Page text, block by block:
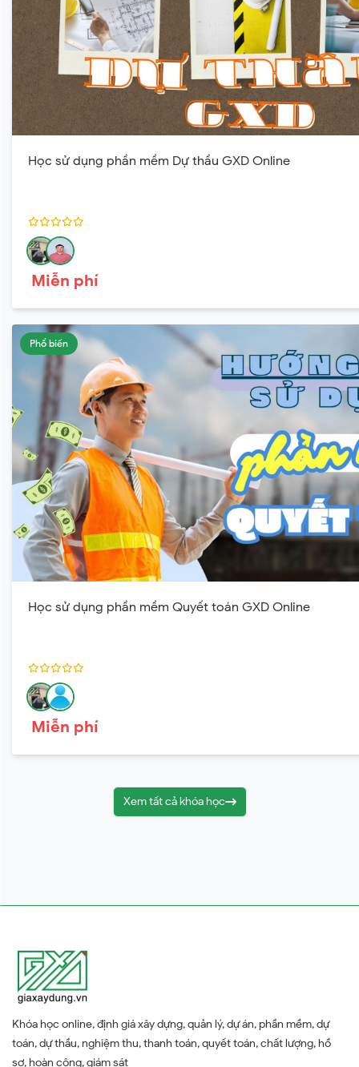
Học sử dụng phần mềm Dự thầu GXD Online
Miễn phí
Phổ biến
Học sử dụng phần mềm Quyết toán GXD Online
Miễn phí
Xem tất cả khóa học
Khóa học online, định giá xây dựng, quản lý, dự án, phần mềm, dự
toán, dự thầu, nghiệm thu, thanh toán, quyết toán, chất lượng, hồ
sơ, hoàn công, giám sát